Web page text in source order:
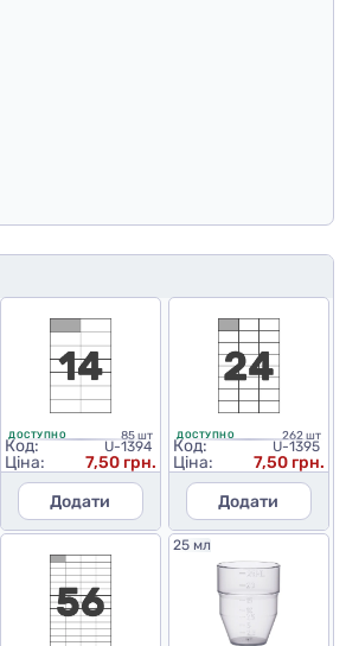
ДОСТУПНО 85 шт
Код: U-1394
Ціна:
7,50 грн.
Додати
ДОСТУПНО 262 шт
Код: U-1395
Ціна:
7,50 грн.
Додати
25 мл